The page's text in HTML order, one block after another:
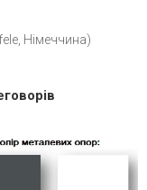
Німеччина)